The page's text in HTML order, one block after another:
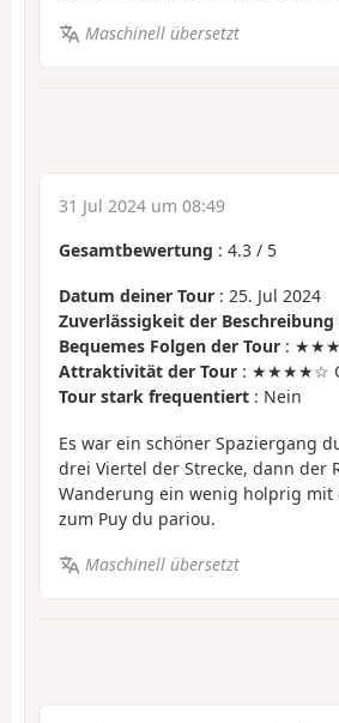
Maschinell übersetzt
31 Jul 2024 um 08:49
Gesamtbewertung : 4.3 / 5
Datum deiner Tour : 25. Jul 2024
Zuverlässigkeit der Beschreibung
Bequemes Folgen der Tour :
Attraktivität der Tour : ★★★★☆
Tour stark frequentiert : Nein
Es war ein schöner Spaziergang
drei Viertel der Strecke, dann der
Wanderung ein wenig holprig mit
zum Puy du pariou.
Maschinell übersetzt